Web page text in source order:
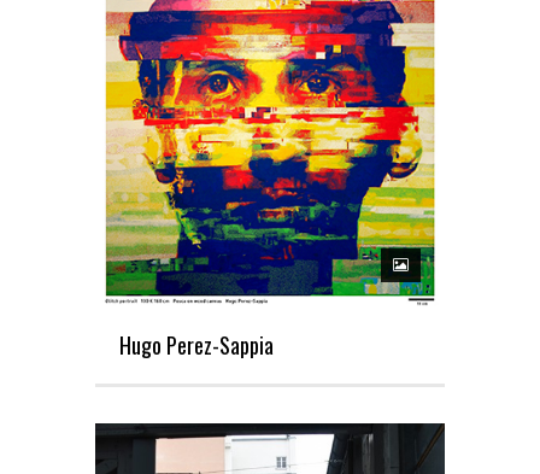
Hugo Perez-Sappia